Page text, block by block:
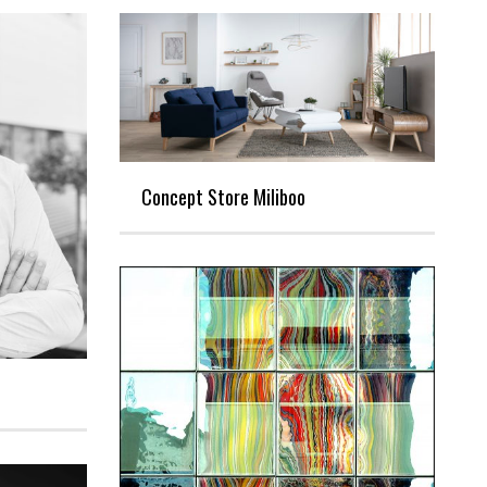
Concept Store Miliboo